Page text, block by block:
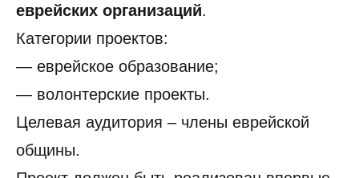
еврейских организаций.
Категории проектов:
— еврейское образование;
— волонтерские проекты.
Целевая аудитория – члены еврейской
общины.